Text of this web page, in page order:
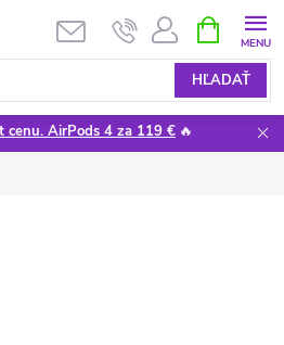
HĽADAŤ
KOŠÍK
cenu. AirPods 4 za 119 € 🔥